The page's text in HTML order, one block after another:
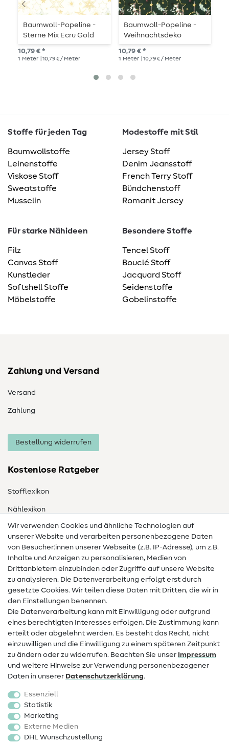
Baumwoll-Popeline -
Sterne Mix Ecru Gold
10,79 € *
1 Meter | 10,79 € / Meter
Baumwoll-Popeline -
Weihnachtsdeko
Dunkelgrün Gold
10,79 € *
1 Meter | 10,79 € / Meter
Stoffe für jeden Tag
Baumwollstoffe
Leinenstoffe
Viskose Stoff
Sweatstoffe
Musselin
Modestoffe mit Stil
Jersey Stoff
Denim Jeansstoff
French Terry Stoff
Bündchenstoff
Romanit Jersey
Für starke Nähideen
Filz
Canvas Stoff
Kunstleder
Softshell Stoffe
Möbelstoffe
Besondere Stoffe
Tencel Stoff
Bouclé Stoff
Jacquard Stoff
Seidenstoffe
Gobelinstoffe
Zahlung und Versand
Versand
Zahlung
Bestellung widerrufen
Kostenlose Ratgeber
Stofflexikon
Nählexikon
Nähanleitungen
Hilfe & Kontakt
Kontakt
Infos zum Betreiberwechsel
Widerrufsrecht
Beliebt
Stoffe
Sale
Schnittmuster
Wir verwenden Cookies und ähnliche Technologien auf
unserer Website und verarbeiten personenbezogene Daten
von Besucher:innen unserer Webseite (z.B. IP-Adresse), um z.B.
Inhalte und Anzeigen zu personalisieren, Medien von
Drittanbietern einzubinden oder Zugriffe auf unsere Website
zu analysieren. Die Datenverarbeitung erfolgt erst durch
gesetzte Cookies. Wir teilen diese Daten mit Dritten, die wir in
den Einstellungen benennen.
Die Datenverarbeitung kann mit Einwilligung oder aufgrund
eines berechtigten Interesses erfolgen. Die Zustimmung kann
erteilt oder abgelehnt werden. Es besteht das Recht, nicht
einzuwilligen und die Einwilligung zu einem späteren Zeitpunkt
zu ändern oder zu widerrufen. Beachten Sie unser Impressum
und weitere Hinweise zur Verwendung personenbezogener
Daten in unserer Daten­schutz­erklärung.
Essenziell
Statistik
Marketing
Externe Medien
DHL Wunschzustellung